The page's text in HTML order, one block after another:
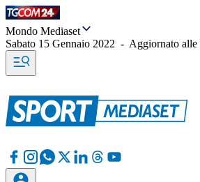
Mondo Mediaset
Sabato 15 Gennaio 2022 - Aggiornato alle